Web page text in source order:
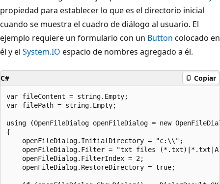
propiedad para establecer lo que es el directorio inicial
cuando se muestra el cuadro de diálogo al usuario. El
ejemplo requiere un formulario con un Button colocado en
él y el System.IO espacio de nombres agregado a él.
C# Copiar
var fileContent = string.Empty;
var filePath = string.Empty;
using (OpenFileDialog openFileDialog = new
{
    openFileDialog.InitialDirectory = "c:\\";
openFileDialog.Filter = "txt files
    openFileDialog.FilterIndex = 2;
    openFileDialog.RestoreDirectory = true;